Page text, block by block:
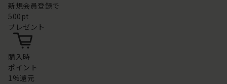
新規会員登録で
500pt
プレゼント
購入時
ポイント
1%還元